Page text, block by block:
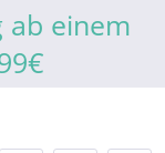
ab einem